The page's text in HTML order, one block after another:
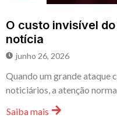
O custo invisível
notícia
junho 26, 2026
Quando um grande ataque
noticiários, a atenção
Saiba mais